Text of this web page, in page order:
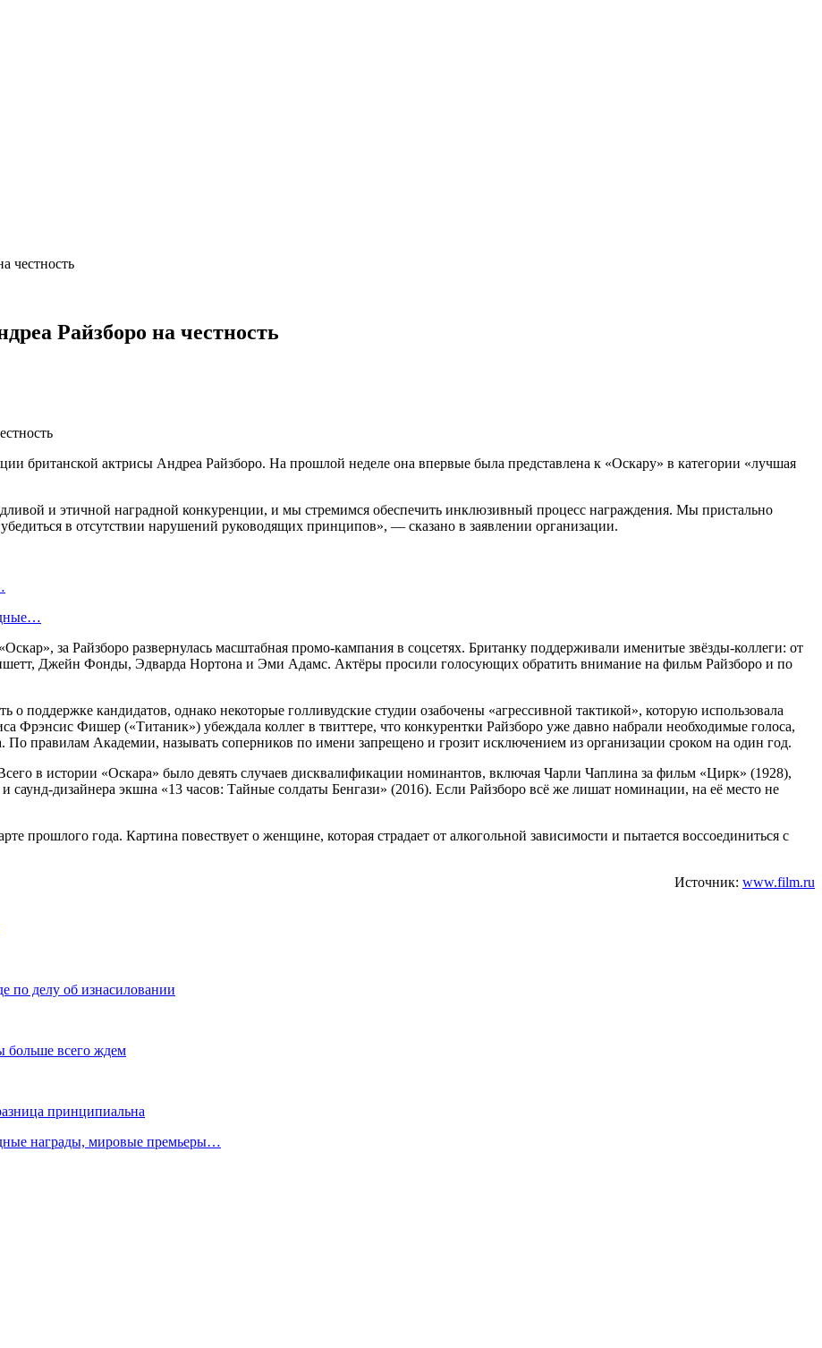
честность
Райзборо на честность
британской актрисы Андреа Райзборо. На прошлой неделе она впервые была представлена к «Оскару» в категории «лучшая
и этичной наградной конкуренции, и мы стремимся обеспечить инклюзивный процесс награждения. Мы пристально
в отсутствии нарушений руководящих принципов», — сказано в заявлении организации.
за Райзборо развернулась масштабная промо-кампания в соцсетях. Британку поддерживали именитые звёзды-коллеги: от
Джейн Фонды, Эдварда Нортона и Эми Адамс. Актёры просили голосующих обратить внимание на фильм Райзборо и по
поддержке кандидатов, однако некоторые голливудские студии озабочены «агрессивной тактикой», которую использовала
Фрэнсис Фишер («Титаник») убеждала коллег в твиттере, что конкурентки Райзборо уже давно набрали необходимые голоса,
правилам Академии, называть соперников по имени запрещено и грозит исключением из организации сроком на один год.
в истории «Оскара» было девять случаев дисквалификации номинантов, включая Чарли Чаплина за фильм «Цирк» (1928),
дизайнера экшна «13 часов: Тайные солдаты Бенгази» (2016). Если Райзборо всё же лишат номинации, на её место не
прошлого года. Картина повествует о женщине, которая страдает от алкогольной зависимости и пытается воссоединиться с
Источник: www.film.ru
по делу об изнасиловании
больше всего ждем
принципиальна
награды, мировые премьеры…